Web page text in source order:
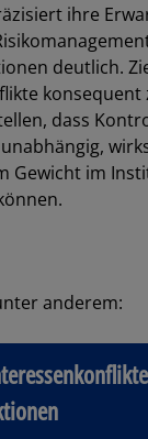
ihre
deutlich.
konsequent
dass
Gewicht im
anderem: